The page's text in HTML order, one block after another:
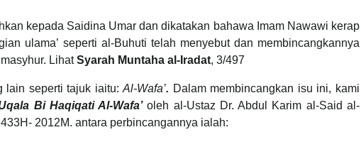
kepada Saidina Umar dan dikatakan bahawa Imam Nawawi kerap
ulama’ seperti al-Buhuti telah menyebut dan membincangkannya
LihatSyarah Muntaha al-Iradat, 3/497
lain seperti tajuk iaitu:Al-Wafa’. Dalam membincangkan isu ini, kami
Bi Haqiqati Al-Wafa’oleh al-Ustaz Dr. Abdul Karim al-Said al-
2012M. antara perbincangannya ialah: